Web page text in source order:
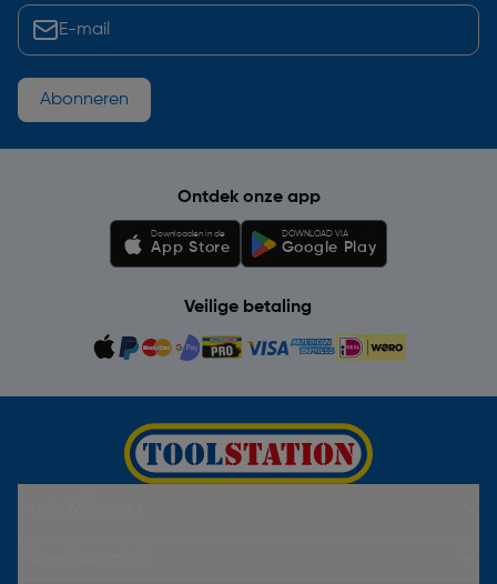
Abonneren
Ontdek onze app
Downloaden in de
App Store
DOWNLOAD VIA
Google Play
Veilige betaling